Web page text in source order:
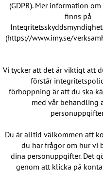
(GDPR). Mer information
finns på
(https://www.imy.se/
Vi tycker att det är viktigt att
förstår
förhoppning är att du ska
med vår behandling
Du är alltid välkommen att
du har frågor om hur vi
dina personuppgifter. Det
genom att klicka på